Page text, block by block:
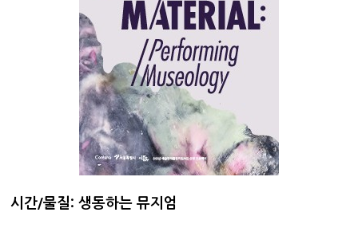
시간/물질: 생동하는 뮤지엄